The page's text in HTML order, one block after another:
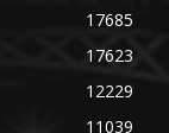
17685
17623
12229
11039